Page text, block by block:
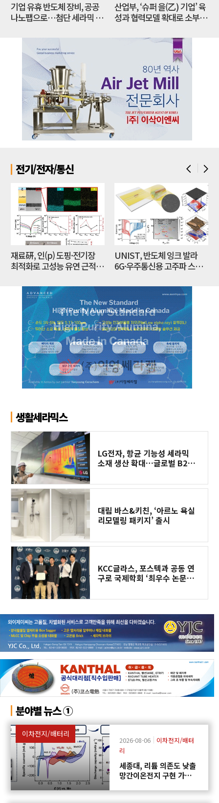
기업 유휴 반도체 장비, 공공
나노팹으로…첨단 세라믹 연
산업부, ‘슈퍼 을(乙) 기업’ 육
성과 협력모델 확대로 소부장
전기/전자/통신
재료硏, 인(p) 도핑·전기장
최적화로 고성능 유연 근적외
UNIST, 반도체 잉크 발라
6G·우주통신용 고주파 스위
생활세라믹스
LG전자, 항균 기능성 세라믹
소재 생산 확대…글로벌 B2B
대림 바스&키친, ‘아르노 욕실
리모델링 패키지’ 출시
KCC글라스, 포스텍과 공동 연
구로 국제학회 ‘최우수 논문상’
분야별 뉴스 ①
이차전지/배터리
2026-08-06
이차전지/배터
리
세종대, 리튬 의존도 낮출
망간이온전지 구현 가능